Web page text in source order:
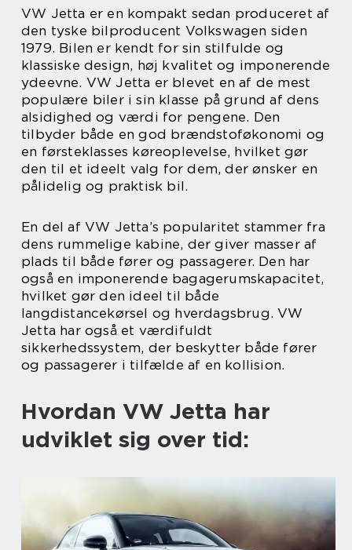
VW Jetta er en kompakt sedan produceret af
den tyske bilproducent Volkswagen siden
1979. Bilen er kendt for sin stilfulde og
klassiske design, høj kvalitet og imponerende
ydeevne. VW Jetta er blevet en af de mest
populære biler i sin klasse på grund af dens
alsidighed og værdi for pengene. Den
tilbyder både en god brændstoføkonomi og
en førsteklasses køreoplevelse, hvilket gør
den til et ideelt valg for dem, der ønsker en
pålidelig og praktisk bil.
En del af VW Jetta’s popularitet stammer fra
dens rummelige kabine, der giver masser af
plads til både fører og passagerer. Den har
også en imponerende bagagerumskapacitet,
hvilket gør den ideel til både
langdistancekørsel og hverdagsbrug. VW
Jetta har også et værdifuldt
sikkerhedssystem, der beskytter både fører
og passagerer i tilfælde af en kollision.
Hvordan VW Jetta har
udviklet sig over tid: